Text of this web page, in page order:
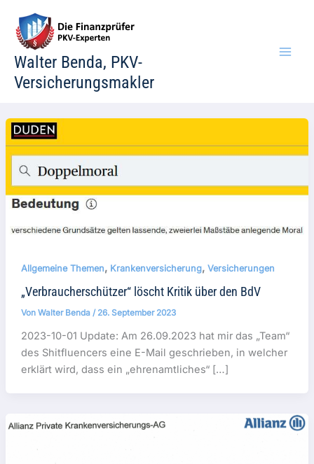
Inhalt
springen
Walter Benda, PKV-
Versicherungsmakler
Allgemeine Themen, Krankenversicherung, Versicherungen
„Verbraucherschützer“ löscht Kritik über den BdV
Von Walter Benda / 26. September 2023
2023-10-01 Update: Am 26.09.2023 hat mir das „Team“
des Shitfluencers eine E-Mail geschrieben, in welcher
erklärt wird, dass ein „ehrenamtliches“ […]